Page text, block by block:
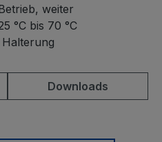
weiter
°C bis 70 °C
Downloads